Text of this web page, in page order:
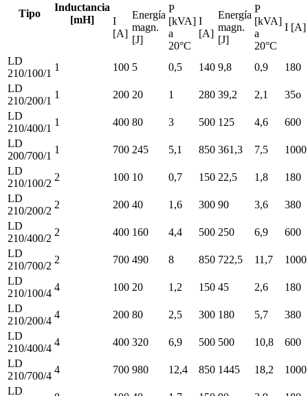
Tipo
Inductancia
[mH]
I
[A]
Energía
magn.
[J]
P
[kVA]
a
20°C
I
[A]
Energía
magn.
[J]
P
[kVA]
a
20°C
I [A]
LD
210/100/1
1 100 5 0,5 140 9,8 0,9
180
LD
210/200/1
1 200 20 1 280 39,2 2,1
35o
LD
210/400/1
1 400 80 3 500 125 4,6
600
LD
200/700/1
1 700 245 5,1 850 361,3 7,5
1000
LD
210/100/2
2 100 10 0,7 150 22,5 1,8
180
LD
210/200/2
2 200 40 1,6 300 90 3,6
380
LD
210/400/2
2 400 160 4,4 500 250 6,9
600
LD
210/700/2
2 700 490 8 850 722,5 11,7
1000
LD
210/100/4
4 100 20 1,2 150 45 2,6
180
LD
210/200/4
4 200 80 2,5 300 180 5,7
380
LD
210/400/4
4 400 320 6,9 500 500 10,8
600
LD
210/700/4
4 700 980 12,4 850 1445 18,2
1000
LD